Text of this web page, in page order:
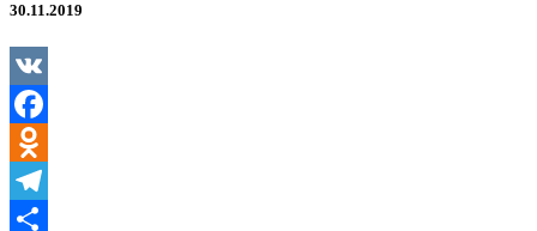
30.11.2019
VK
Facebook
Odnoklassniki
Telegram